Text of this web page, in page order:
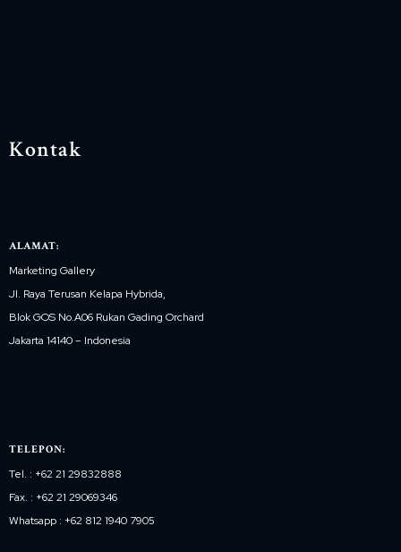
Kontak
ALAMAT:
Marketing Gallery
Jl. Raya Terusan Kelapa Hybrida,
Blok GOS No.A06 Rukan Gading Orchard
Jakarta 14140 – Indonesia
TELEPON:
Tel. : +62 21 29832888
Fax. : +62 21 29069346
Whatsapp : +62 812 1940 7905